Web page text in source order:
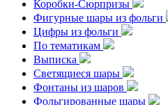
Коробки-Сюрпризы
Фигурные шары из фольги
Цифры из фольги
По тематикам
Выписка
Светящиеся шары
Фонтаны из шаров
Фольгированные шары